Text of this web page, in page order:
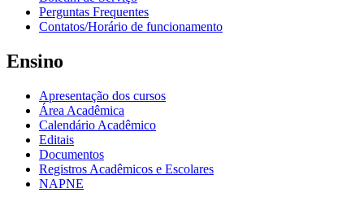
Perguntas Frequentes
Contatos/Horário de funcionamento
Ensino
Apresentação dos cursos
Área Acadêmica
Calendário Acadêmico
Editais
Documentos
Registros Acadêmicos e Escolares
NAPNE